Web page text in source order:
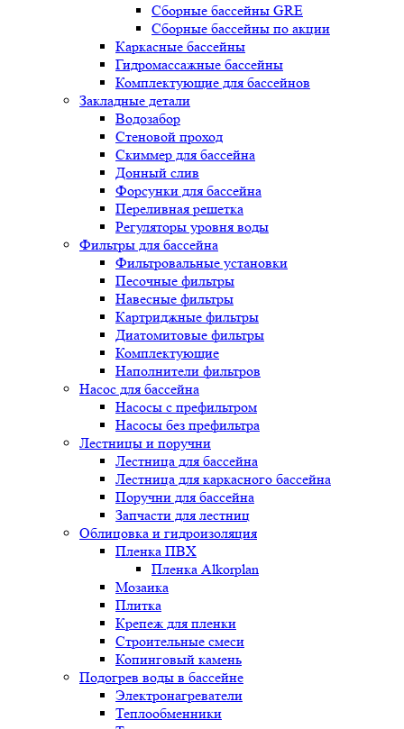
Сборные бассейны GRE
Сборные бассейны по акции
Каркасные бассейны
Гидромассажные бассейны
Комплектующие для бассейнов
Закладные детали
Водозабор
Стеновой проход
Скиммер для бассейна
Донный слив
Форсунки для бассейна
Переливная решетка
Регуляторы уровня воды
Фильтры для бассейна
Фильтровальные установки
Песочные фильтры
Навесные фильтры
Картриджные фильтры
Диатомитовые фильтры
Комплектующие
Наполнители фильтров
Насос для бассейна
Насосы с префильтром
Насосы без префильтра
Лестницы и поручни
Лестница для бассейна
Лестница для каркасного бассейна
Поручни для бассейна
Запчасти для лестниц
Облицовка и гидроизоляция
Пленка ПВХ
Пленка Alkorplan
Мозаика
Плитка
Крепеж для пленки
Строительные смеси
Копинговый камень
Подогрев воды в бассейне
Электронагреватели
Теплообменники